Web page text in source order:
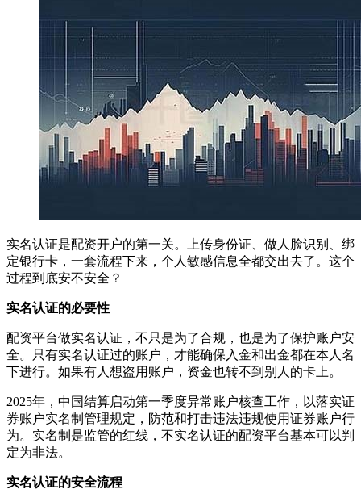
实名认证是配资开户的第一关。上传身份证、做人脸识别、绑
定银行卡，一套流程下来，个人敏感信息全都交出去了。这个
过程到底安不安全？
实名认证的必要性
配资平台做实名认证，不只是为了合规，也是为了保护账户安
全。只有实名认证过的账户，才能确保入金和出金都在本人名
下进行。如果有人想盗用账户，资金也转不到别人的卡上。
2025年，中国结算启动第一季度异常账户核查工作，以落实证
券账户实名制管理规定，防范和打击违法违规使用证券账户行
为。实名制是监管的红线，不实名认证的配资平台基本可以判
定为非法。
实名认证的安全流程